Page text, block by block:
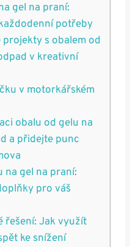
gel na‍ praní:
potřeby
s obalem od
v kreativní
v motorkářském‌
obalu od gelu na
a přidejte punc
gel na praní:
pro váš
řešení: Jak využít
ke snížení